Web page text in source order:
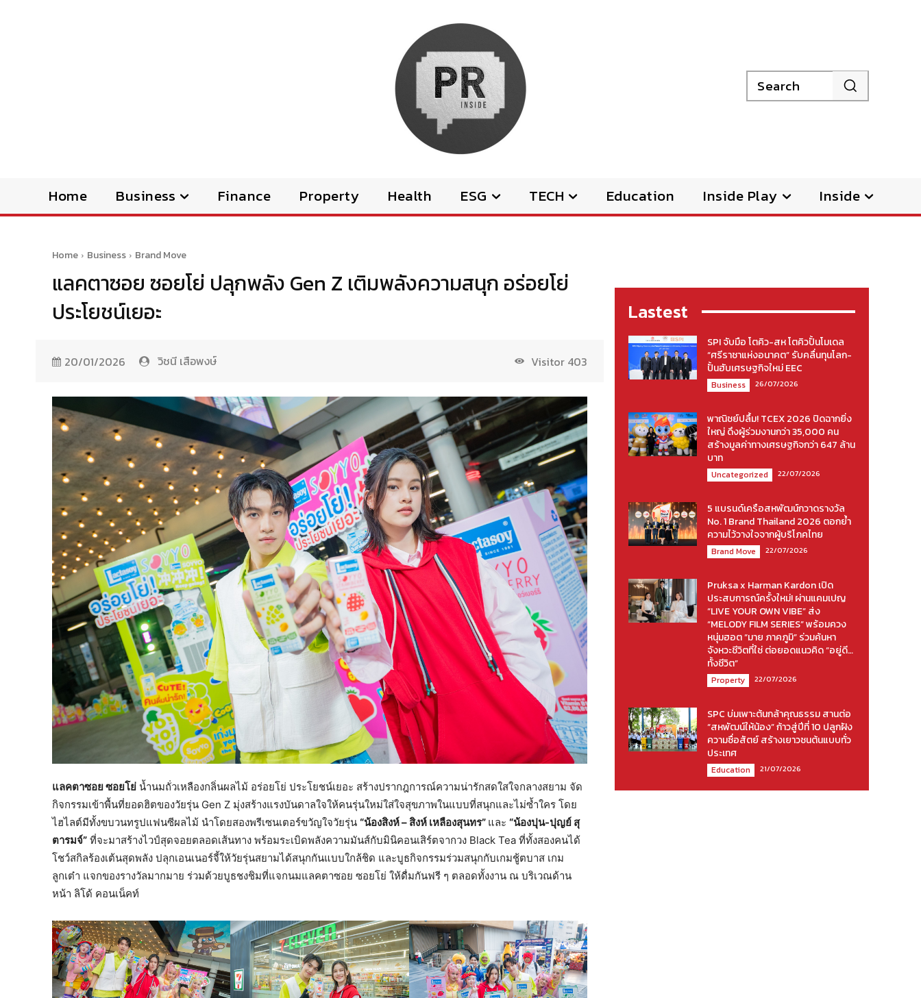
Search
Home Business Finance Property Health ESG TECH Education Inside Play Inside
Home Business Brand Move
แลคตาซอย ซอยโย่ ปลุกพลัง Gen Z เติมพลังความสนุก อร่อยโย่
ประโยชน์เยอะ
20/01/2026 วิชนี เสือพงษ์ Visitor 403
แลคตาซอย ซอยโย่ น้ำนมถั่วเหลืองกลิ่นผลไม้ อร่อยโย่ ประโยชน์เยอะ สร้างปรากฎการณ์ความน่ารักสดใสใจกลางสยาม จัด
กิจกรรมเข้าพื้นที่ยอดฮิตของวัยรุ่น Gen Z มุ่งสร้างแรงบันดาลใจให้คนรุ่นใหม่ใส่ใจสุขภาพในแบบที่สนุกและไม่ซ้ำใคร โดย
ไฮไลต์มีทั้งขบวนทรูปแฟนซีผลไม้ นำโดยสองพรีเซนเตอร์ขวัญใจวัยรุ่น “น้องสิงห์ – สิงห์ เหลืองสุนทร” และ “น้องปุน-ปุญย์ สุ
ตารมจ์” ที่จะมาสร้างไวป์สุดจอยตลอดเส้นทาง พร้อมระเบิดพลังความมันส์กับมินิคอนเสิร์ตจากวง Black Tea ที่ทั้งสองคนได้
โชว์สกิลร้องเต้นสุดพลัง ปลุกเอนเนอร์จี้ให้วัยรุ่นสยามได้สนุกกันแบบใกล้ชิด และบูธกิจกรรมร่วมสนุกกับเกมชู้ตบาส เกม
ลูกเต๋า แจกของรางวัลมากมาย ร่วมด้วยบูธชงชิมที่แจกนมแลคตาซอย ซอยโย่ ให้ดื่มกันฟรี ๆ ตลอดทั้งงาน ณ บริเวณด้าน
หน้า ลิโด้ คอนเน็คท์
Lastest
SPI จับมือ โตคิว-สห โตคิวปั้นโมเดล
“ศรีราชาแห่งอนาคต” รับคลื่นทุนโลก-
ปั้นฮับเศรษฐกิจใหม่ EEC
Business 26/07/2026
พาณิชย์ปลื้ม! TCEX 2026 ปิดฉากยิ่ง
ใหญ่ ดึงผู้ร่วมงานกว่า 35,000 คน
สร้างมูลค่าทางเศรษฐกิจกว่า 647 ล้าน
บาท
Uncategorized 22/07/2026
5 แบรนด์เครือสหพัฒน์กวาดรางวัล
No. 1 Brand Thailand 2026 ตอกย้ำ
ความไว้วางใจจากผู้บริโภคไทย
Brand Move 22/07/2026
Pruksa x Harman Kardon เปิด
ประสบการณ์ครั้งใหม่! ผ่านแคมเปญ
“LIVE YOUR OWN VIBE” ส่ง
“MELODY FILM SERIES” พร้อมควง
หนุ่มฮอต “มาย ภาคภูมิ” ร่วมค้นหา
จังหวะชีวิตที่ใช่ ต่อยอดแนวคิด “อยู่ดี…
ทั้งชีวิต”
Property 22/07/2026
SPC บ่มเพาะต้นกล้าคุณธรรม สานต่อ
“สหพัฒน์ให้น้อง” ก้าวสู่ปีที่ 10 ปลูกฝัง
ความซื่อสัตย์ สร้างเยาวชนต้นแบบทั่ว
ประเทศ
Education 21/07/2026